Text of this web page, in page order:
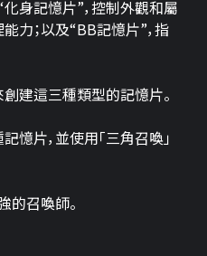
身記憶片”，控制外觀和屬
力；以及“BB記憶片”，指
建這三​​種類型的記憶片。
片，並使用「三角召喚」
的召喚師。